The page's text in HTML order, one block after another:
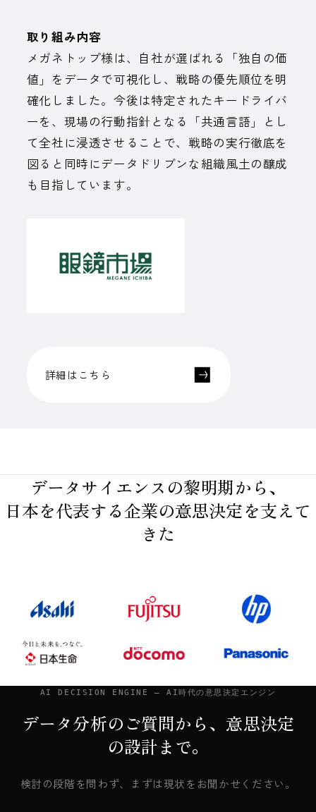
取り組み内容
メガネトップ様は、自社が選ばれる「独自の価
値」をデータで可視化し、戦略の優先順位を明
確化しました。今後は特定されたキードライバ
ーを、現場の行動指針となる「共通言語」とし
て全社に浸透させることで、戦略の実行徹底を
図ると同時にデータドリブンな組織風土の醸成
も目指しています。
詳細はこちら
データサイエンスの黎明期から、
日本を代表する企業の意思決定を支えて
きた
AI DECISION ENGINE — AI時代の意思決定エンジン
データ分析のご質問から、意思決定
の設計まで。
検討の段階を問わず、まずは現状をお聞かせください。